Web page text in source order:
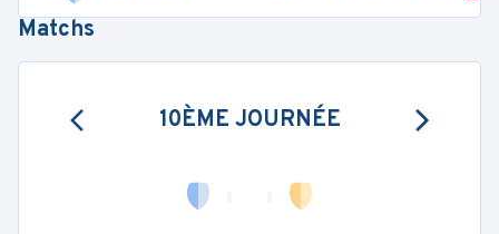
Matchs
10ÈME JOURNÉE